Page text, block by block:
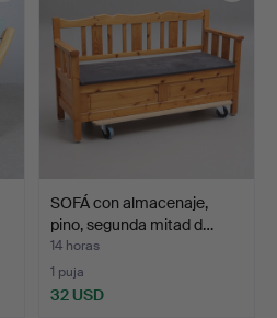
SOFÁ con almacenaje,
pino, segunda mitad d…
14 horas
1 puja
32 USD